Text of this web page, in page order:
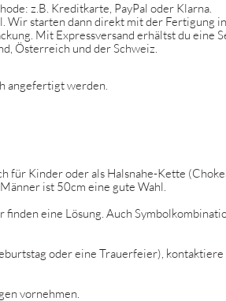
z.B. Kreditkarte, PayPal oder Klarna.
Wir starten dann direkt mit der Fertigung
Mit Expressversand erhältst du eine
Österreich und der Schweiz.
angefertigt werden.
für Kinder oder als Halsnahe-Kette
ist 50cm eine gute Wahl.
eine Lösung. Auch
oder eine Trauerfeier),
vornehmen.